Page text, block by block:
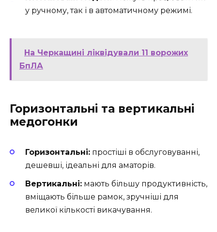
у ручному, так і в автоматичному режимі.
На Черкащині ліквідували 11 ворожих
БпЛА
Горизонтальні та вертикальні
медогонки
Горизонтальні: простіші в обслуговуванні,
дешевші, ідеальні для аматорів.
Вертикальні: мають більшу продуктивність,
вміщають більше рамок, зручніші для
великої кількості викачування.